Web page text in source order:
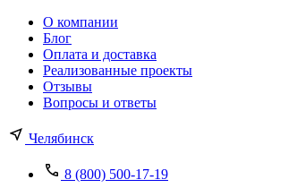
О компании
Блог
Оплата и доставка
Реализованные проекты
Отзывы
Вопросы и ответы
Челябинск
8 (800) 500-17-19